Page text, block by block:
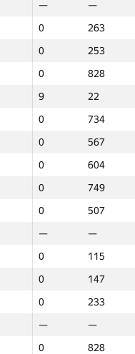
—
—
0
263
0
253
0
828
9
22
0
734
0
567
0
604
0
749
0
507
—
—
0
115
0
147
0
233
—
—
0
828
—
—
0
263
0
253
0
828
9
22
0
734
0
567
0
604
0
749
0
507
—
—
0
115
0
147
0
233
—
—
0
828